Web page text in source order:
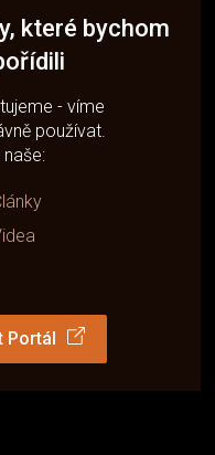
které bychom
- víme
používat.